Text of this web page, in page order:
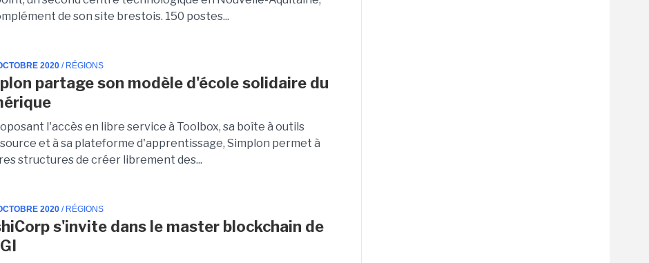
de son site brestois. 150 postes...
2020 / RÉGIONS
partage son modèle d'école solidaire du
l'accès en libre service à Toolbox, sa boîte à outils
et à sa plateforme d'apprentissage, Simplon permet à
structures de créer librement des...
2020 / RÉGIONS
s'invite dans le master blockchain de